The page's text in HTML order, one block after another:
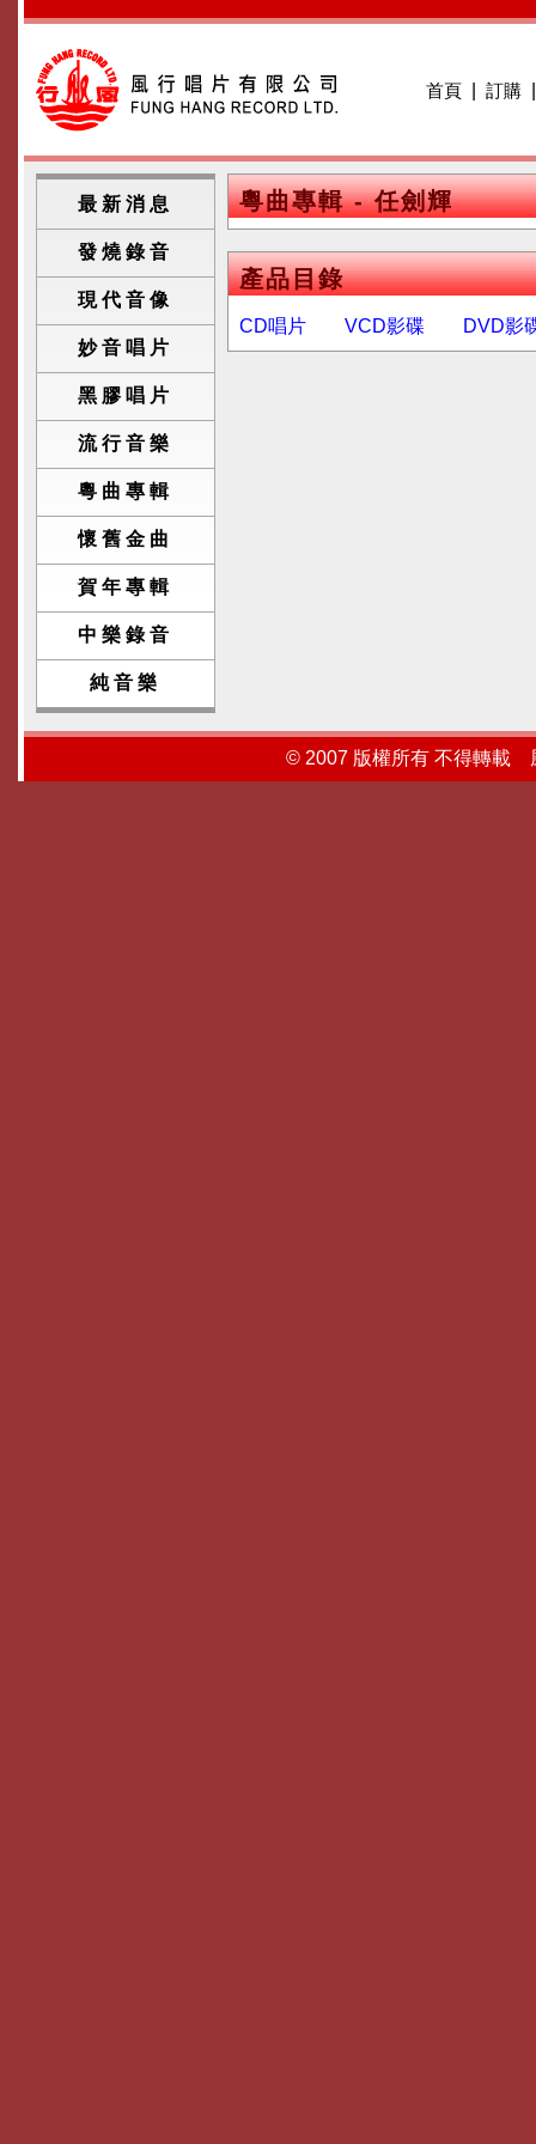
首頁 訂購
最新消息
發燒錄音
現代音像
妙音唱片
黑膠唱片
流行音樂
粵曲專輯
懷舊金曲
賀年專輯
中樂錄音
純音樂
粵曲專輯 - 任劍輝
產品目錄
CD唱片 VCD影碟 DVD影
© 2007 版權所有 不得轉載